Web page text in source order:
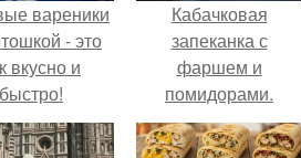
вареники
- это
вкусно и
быстро!
Кабачковая
запеканка с
фаршем и
помидорами.